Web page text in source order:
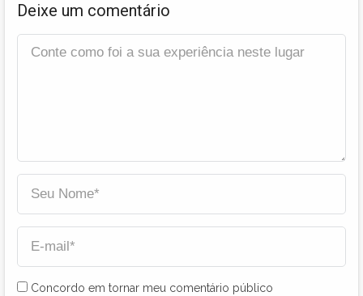
Deixe um comentário
Concordo em tornar meu comentário público